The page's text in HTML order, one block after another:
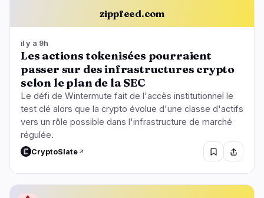
zippfeed.com
il y a 9h
Les actions tokenisées pourraient
passer sur des infrastructures crypto
selon le plan de la SEC
Le défi de Wintermute fait de l'accès institutionnel le
test clé alors que la crypto évolue d'une classe d'actifs
vers un rôle possible dans l'infrastructure de marché
régulée.
CryptoSlate